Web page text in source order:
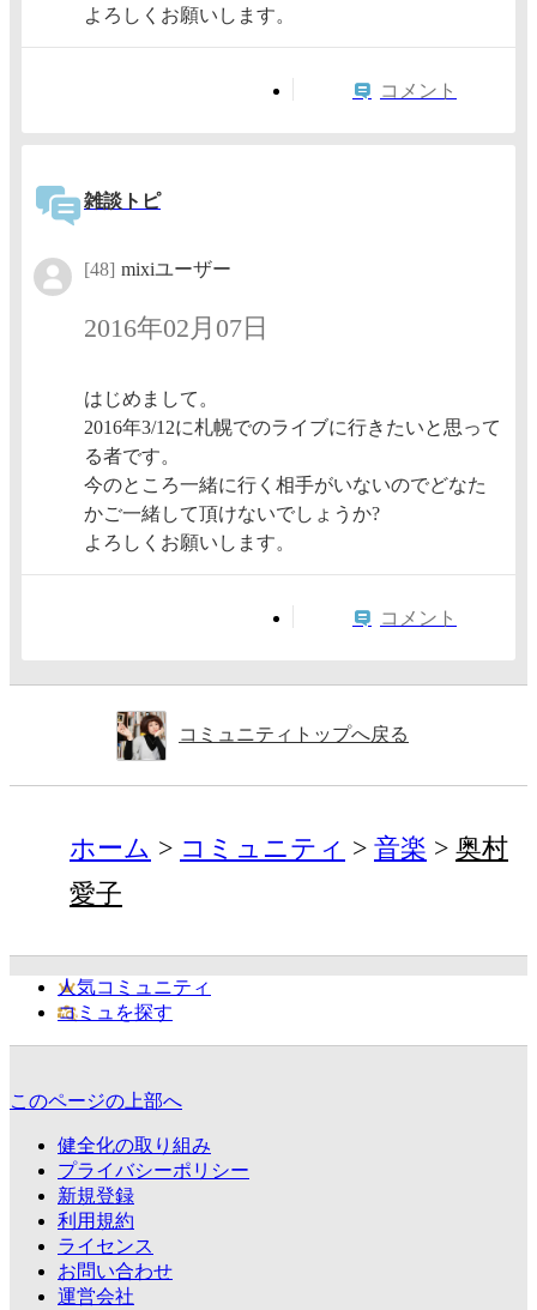
よろしくお願いします。
コメント
雑談トピ
[48] mixiユーザー
2016年02月07日
はじめまして。
2016年3/12に札幌でのライブに行きたいと思って
る者です。
今のところ一緒に行く相手がいないのでどなた
かご一緒して頂けないでしょうか?
よろしくお願いします。
コメント
コミュニティトップへ戻る
ホーム コミュニティ 音楽
奥村
愛子
人気コミュニティ
コミュを探す
このページの上部へ
健全化の取り組み
プライバシーポリシー
新規登録
利用規約
ライセンス
お問い合わせ
運営会社